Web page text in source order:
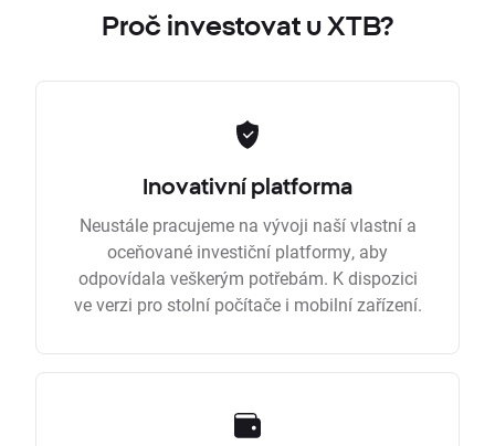
Proč investovat u XTB?
Inovativní platforma
Neustále pracujeme na vývoji naší vlastní a
oceňované investiční platformy, aby
odpovídala veškerým potřebám. K dispozici
ve verzi pro stolní počítače i mobilní zařízení.